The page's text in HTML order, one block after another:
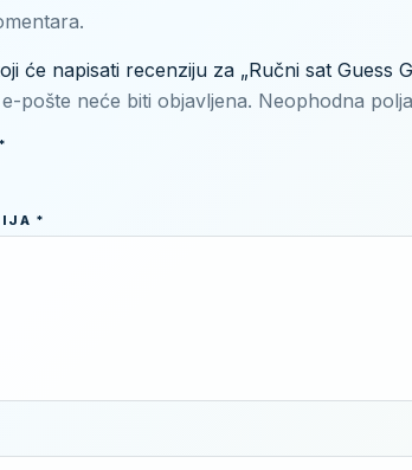
će napisati recenziju za „Ručni sat Guess
pošte neće biti objavljena. Neophodna
*
*